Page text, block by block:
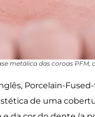
metálica das coroas
Porcelain-
de uma